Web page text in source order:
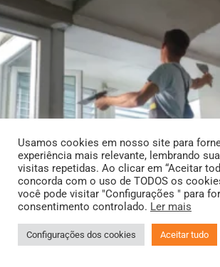
Usamos cookies em nosso site para
experiência mais relevante, lembrando
visitas repetidas. Ao clicar em “Aceitar
concorda com o uso de TODOS os
você pode visitar "Configurações " para
consentimento controlado. Ler mais
Configurações dos cookies Aceitar tudo